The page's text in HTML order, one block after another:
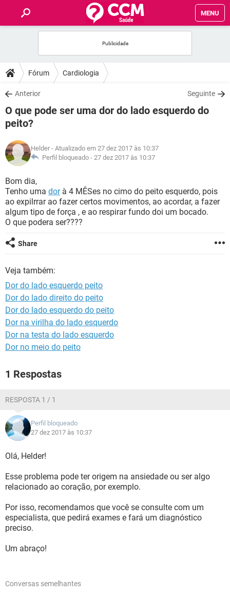
MENU
FÓRUM
SAÚDE
FAMÍLIA
NUTRIÇÃO
SEXUALIDADE
GLOSSÁRIO
Fórum Cardiologia
Anterior Seguinte
O que pode ser uma dor do lado esquerdo do
peito?
Helder - Atualizado em 27 dez 2017 às 10:37
Perfil bloqueado - 27 dez 2017 às 10:37
Bom dia,
Tenho uma dorà 4 MÊSes no cimo do peito esquerdo, pois
ao expilrrar ao fazer certos movimentos, ao acordar, a fazer
algum tipo de força , e ao respirar fundo doi um bocado.
O que podera ser????
Share
Veja também:
Dor do lado esquerdo peito
Dor do lado direito do peito
Dor do lado esquerdo do peito
Dor na virilha do lado esquerdo
Dor na testa do lado esquerdo
Dor no meio do peito
1 Respostas
RESPOSTA 1 / 1
Perfil bloqueado
27 dez 2017 às 10:37
Olá, Helder!
Esse problema pode ter origem na ansiedade ou ser algo
relacionado ao coração, por exemplo.
Por isso, recomendamos que você se consulte com um
especialista, que pedirá exames e fará um diagnóstico
preciso.
Um abraço!
Conversas semelhantes